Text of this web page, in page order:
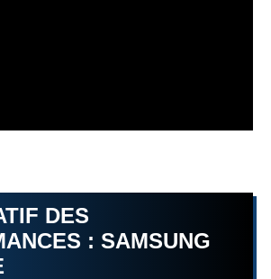
DES
: SAMSUNG